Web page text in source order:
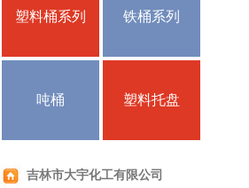
塑料桶系列 铁桶系列
吨桶 塑料托盘
吉林市大宇化工有限公司